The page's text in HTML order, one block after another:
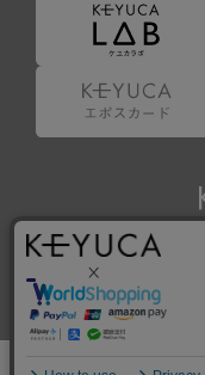
Copyright ©